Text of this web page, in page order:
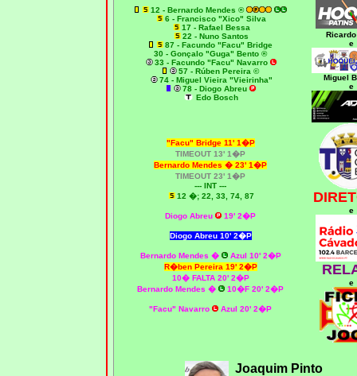
12 - Bernardo Mendes ®
6 - Francisco "Xico" Silva
17 - Rafael Bessa
22 - Nuno Santos
87 - Facundo "Facu" Bridge
30 - Gonçalo "Guga" Bento ®
33 - Facundo "Facu" Navarro
57 - Rúben Pereira ©
74 - Miguel Vieira "Vieirinha"
78 - Diogo Abreu
Edo Bosch
"Facu" Bridge11' 1�P
TIMEOUT 13' 1�P
Bernardo Mendes � 23' 1�P
TIMEOUT 23' 1�P
--- INT ---
12 �; 22, 33, 74, 87
Diogo Abreu 19' 2�P
Diogo Abreu10' 2�P
Bernardo Mendes �
Azul 10' 2�P
R�ben Pereira 19' 2�P
10� FALTA 20' 2�P
Bernardo Mendes � 10�F 20' 2�P
"Facu" Navarro Azul 20' 2�P
e
Miguel
e
e
e
Joaquim Pinto